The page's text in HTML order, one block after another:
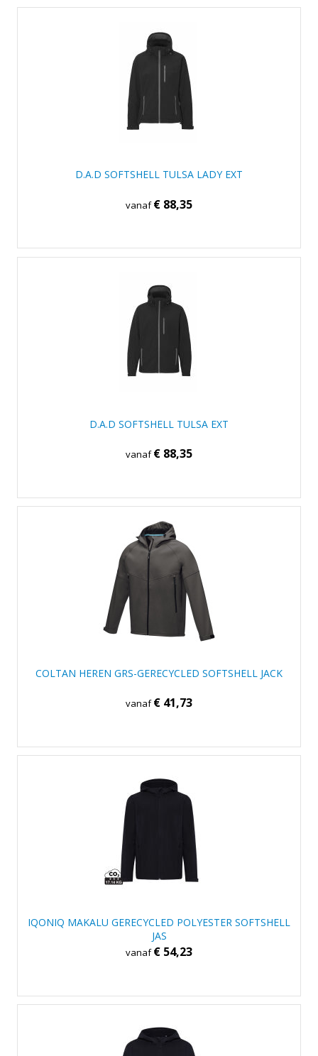
D.A.D SOFTSHELL TULSA LADY EXT
vanaf€ 88,35
D.A.D SOFTSHELL TULSA EXT
vanaf€ 88,35
COLTAN HEREN GRS-GERECYCLED SOFTSHELL JACK
vanaf€ 41,73
IQONIQ MAKALU GERECYCLED POLYESTER SOFTSHELL
JAS
vanaf€ 54,23